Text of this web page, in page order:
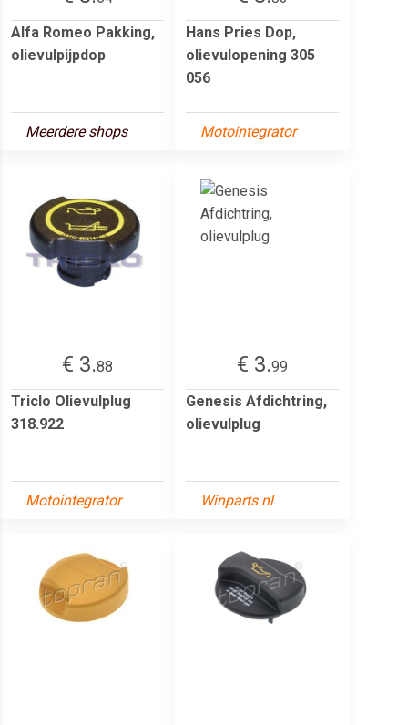
Alfa Romeo Pakking,
olievulpijpdop
Meerdere shops
Hans Pries Dop,
olievulopening 305
056
Motointegrator
€ 3.88
Triclo Olievulplug
318.922
Motointegrator
€ 3.99
Genesis Afdichtring,
olievulplug
Winparts.nl